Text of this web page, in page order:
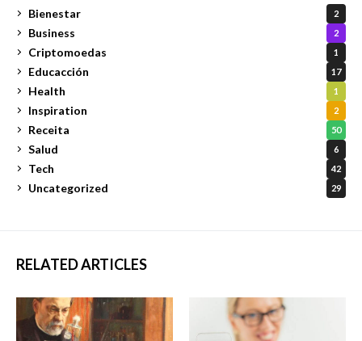
Bienestar 2
Business 2
Criptomoedas 1
Educacción 17
Health 1
Inspiration 2
Receita 50
Salud 6
Tech 42
Uncategorized 29
RELATED ARTICLES